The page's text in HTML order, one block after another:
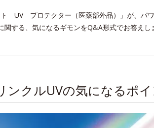
UV プロテクター（医薬部外品）」が、パワ
する、気になるギモンをQ&A形式でお答えし
ンクルUVの気になるポ